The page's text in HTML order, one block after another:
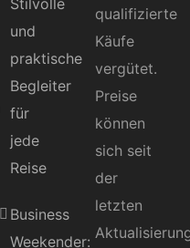
Stilvolle
und
praktische
Begleiter
für
jede
Reise
Business
Weekender:
qualifizierte
Käufe
vergütet.
Preise
können
sich seit
der
letzten